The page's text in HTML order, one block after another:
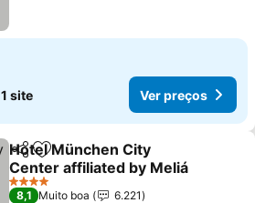
1 site Ver preços
PartilharAdicionar aos favoritos
Hotel München City
Center affiliated by Meliá
Ver preços
4 Estrelas
8,1 Muito boa
6.221